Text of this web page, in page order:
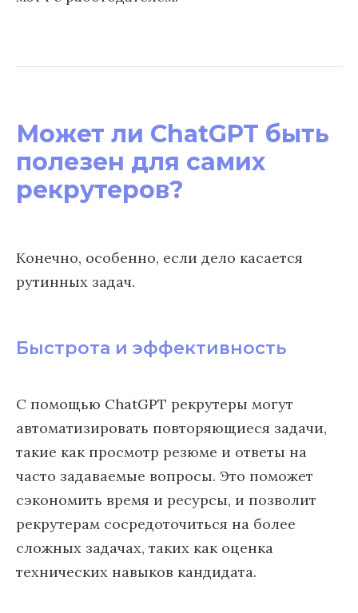
Может ли ChatGPT быть
полезен для самих
рекрутеров?
Конечно, особенно, если дело касается
рутинных задач.
Быстрота и эффективность
С помощью ChatGPT рекрутеры могут
автоматизировать повторяющиеся задачи,
такие как просмотр резюме и ответы на
часто задаваемые вопросы. Это поможет
сэкономить время и ресурсы, и позволит
рекрутерам сосредоточиться на более
сложных задачах, таких как оценка
технических навыков кандидата.